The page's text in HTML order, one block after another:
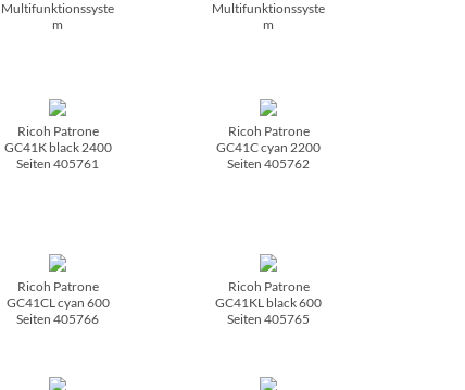
Multifunktionssyste
m
Multifunktionssyste
m
Ricoh Patrone
GC41K black 2400
Seiten 405761
Ricoh Patrone
GC41C cyan 2200
Seiten 405762
Ricoh Patrone
GC41CL cyan 600
Seiten 405766
Ricoh Patrone
GC41KL black 600
Seiten 405765